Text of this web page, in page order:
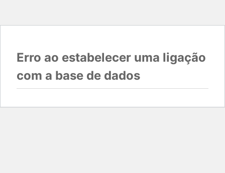
Erro ao estabelecer uma ligação
com a base de dados